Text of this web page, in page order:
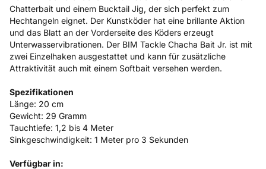
Chatterbait und einem Bucktail Jig, der sich perfekt zum
Hechtangeln eignet. Der Kunstköder hat eine brillante Aktion
und das Blatt an der Vorderseite des Köders erzeugt
Unterwasservibrationen. Der BIM Tackle Chacha Bait Jr. ist mit
zwei Einzelhaken ausgestattet und kann für zusätzliche
Attraktivität auch mit einem Softbait versehen werden.
Spezifikationen
Länge: 20 cm
Gewicht: 29 Gramm
Tauchtiefe: 1,2 bis 4 Meter
Sinkgeschwindigkeit: 1 Meter pro 3 Sekunden
Verfügbar in: